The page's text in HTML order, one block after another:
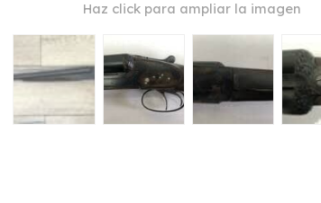
Haz click para ampliar la imagen